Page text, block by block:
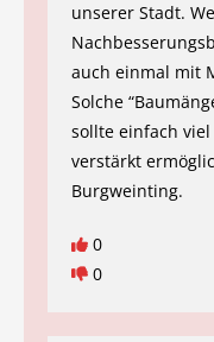
unserer Stadt.
auch einmal mit
Solche
sollte einfach
verstärkt
Burgweinting.
0
0